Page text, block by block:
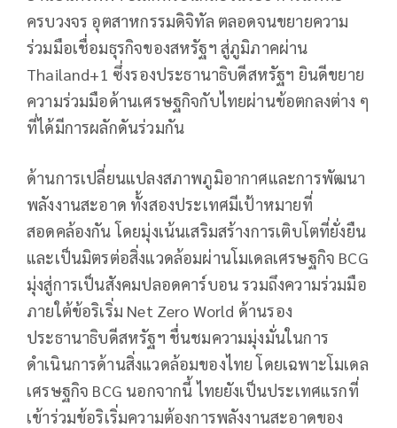
ครบวงจร อุตสาหกรรมดิจิทัล ตลอดจนขยายความ
ร่วมมือเชื่อมธุรกิจของสหรัฐฯ สู่ภูมิภาคผ่าน
Thailand+1 ซึ่งรองประธานาธิบดีสหรัฐฯ ยินดีขยาย
ความร่วมมือด้านเศรษฐกิจกับไทยผ่านข้อตกลงต่าง ๆ
ที่ได้มีการผลักดันร่วมกัน
ด้านการเปลี่ยนแปลงสภาพภูมิอากาศและการพัฒนา
พลังงานสะอาด ทั้งสองประเทศมีเป้าหมายที่
สอดคล้องกัน โดยมุ่งเน้นเสริมสร้างการเติบโตที่ยั่งยืน
และเป็นมิตรต่อสิ่งแวดล้อมผ่านโมเดลเศรษฐกิจ BCG
มุ่งสู่การเป็นสังคมปลอดคาร์บอน รวมถึงความร่วมมือ
ภายใต้ข้อริเริ่ม Net Zero World ด้านรอง
ประธานาธิบดีสหรัฐฯ ชื่นชมความมุ่งมั่นในการ
ดำเนินการด้านสิ่งแวดล้อมของไทย โดยเฉพาะโมเดล
เศรษฐกิจ BCG นอกจากนี้ ไทยยังเป็นประเทศแรกที่
เข้าร่วมข้อริเริ่มความต้องการพลังงานสะอาดของ